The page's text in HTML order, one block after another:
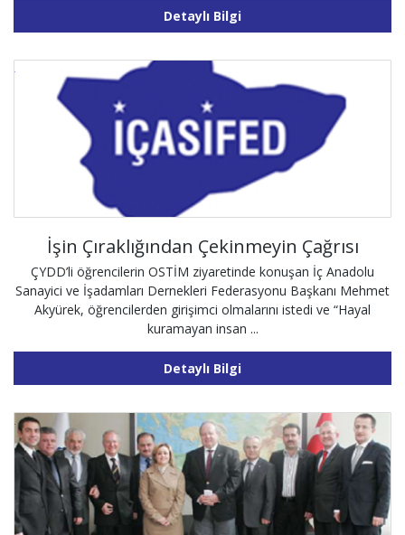
Detaylı Bilgi
İşin Çıraklığından Çekinmeyin Çağrısı
ÇYDD’li öğrencilerin OSTİM ziyaretinde konuşan İç Anadolu
Sanayici ve İşadamları Dernekleri Federasyonu Başkanı Mehmet
Akyürek, öğrencilerden girişimci olmalarını istedi ve “Hayal
kuramayan insan ...
Detaylı Bilgi